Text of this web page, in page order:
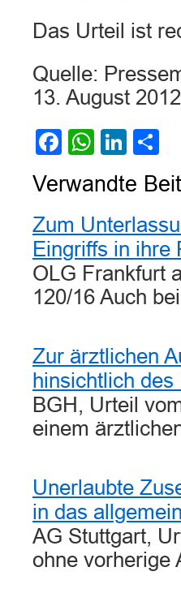
Das Urteil ist
Quelle:
13. August 2012
Facebook
Verwandte
Zum
Eingriffs in ihre
OLG Frankfurt
120/16 Auch
Zur ärztlichen
hinsichtlich
BGH, Urteil
einem
Unerlaubte
in das
AG Stuttgart,
ohne